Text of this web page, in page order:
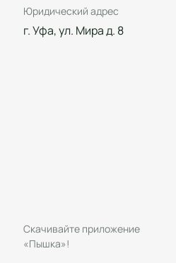
Юридический адрес
г. Уфа, ул. Мира д. 8
Скачивайте приложение
«Пышка»!